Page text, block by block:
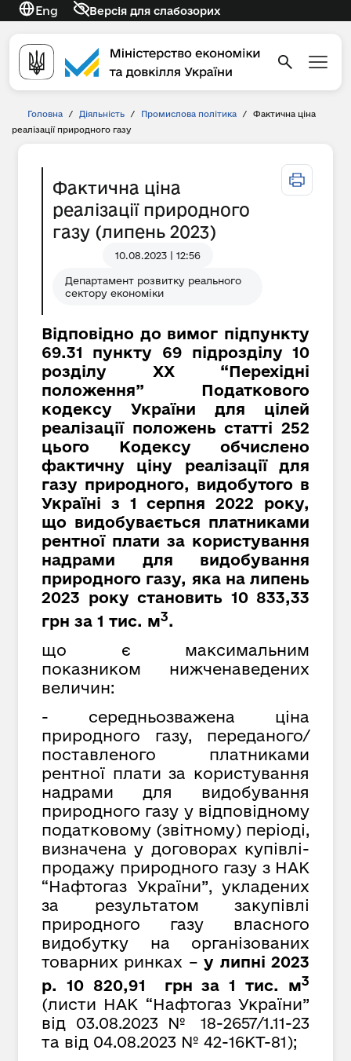
Eng Версія для слабозорих
Головна / Діяльність / Промислова політика /
Фактична ціна
реалізації природного газу
Фактична ціна
реалізації природного
газу (липень 2023)
10.08.2023 | 12:56
Департамент розвитку реального
сектору економіки
Відповідно до вимог підпункту
69.31 пункту 69 підрозділу 10
розділу XX “Перехідні
положення” Податкового
кодексу України для цілей
реалізації положень статті 252
цього Кодексу обчислено
фактичну ціну реалізації для
газу природного, видобутого в
Україні з 1 серпня 2022 року,
що видобувається платниками
рентної плати за користування
надрами для видобування
природного газу, яка на липень
2023 року становить 10 833,33
грн за 1 тис. м3.
що є максимальним
показником нижченаведених
величин:
- середньозважена ціна
природного газу, переданого/
поставленого платниками
рентної плати за користування
надрами для видобування
природного газу у відповідному
податковому (звітному) періоді,
визначена у договорах купівлі-
продажу природного газу з НАК
“Нафтогаз України”, укладених
за результатом закупівлі
природного газу власного
видобутку на організованих
товарних ринках –у липні 2023
р. 10 820,91 грн за 1 тис. м3
(листи НАК “Нафтогаз України”
від
03.08.2023 № 18-2657/1.11-23
та від 04.08.2023 № 42-16КТ-81);